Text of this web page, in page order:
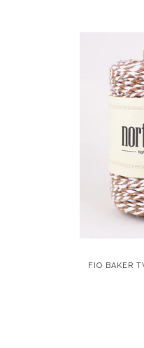
FIO BAKER